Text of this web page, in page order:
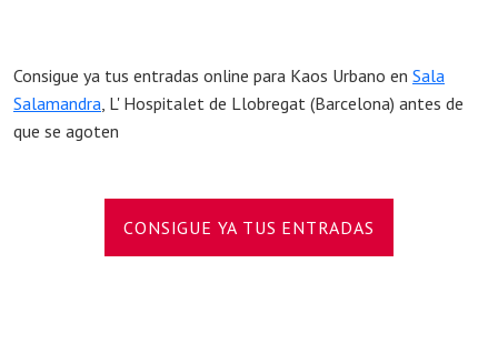
Consigue ya tus entradas online para Kaos Urbano en Sala
Salamandra, L' Hospitalet de Llobregat (Barcelona) antes de
que se agoten
CONSIGUE YA TUS ENTRADAS